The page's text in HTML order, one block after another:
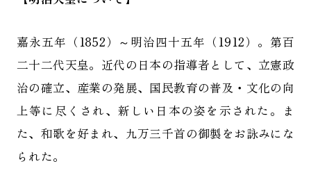
嘉永五年（1852）～明治四十五年（1912）。第百
二十二代天皇。近代の日本の指導者として、立憲政
治の確立、産業の発展、国民教育の普及・文化の向
上等に尽くされ、新しい日本の姿を示された。ま
た、和歌を好まれ、九万三千首の御製をお詠みにな
られた。